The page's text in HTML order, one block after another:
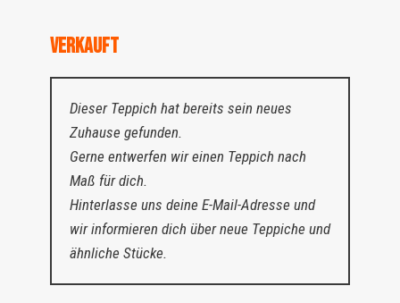
VERKAUFT
Dieser Teppich hat bereits sein neues
Zuhause gefunden.
Gerne entwerfen wir einen Teppich nach
Maß für dich.
Hinterlasse uns deine E-Mail-Adresse und
wir informieren dich über neue Teppiche und
ähnliche Stücke.